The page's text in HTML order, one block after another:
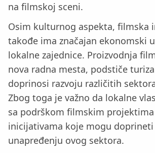
na filmskoj sceni.
Osim kulturnog aspekta, filmska
takođe ima značajan ekonomski
lokalne zajednice. Proizvodnja
nova radna mesta, podstiče
doprinosi razvoju različitih
Zbog toga je važno da lokalne
sa podrškom filmskim
inicijativama koje mogu doprineti
unapređenju ovog sektora.